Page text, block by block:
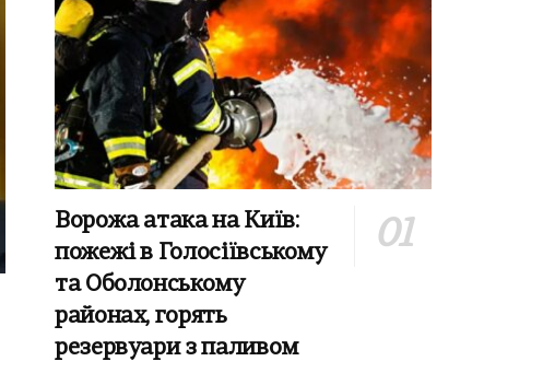
Ворожа атака на Київ:
пожежі в Голосіївському
та Оболонському
районах, горять
резервуари з паливом